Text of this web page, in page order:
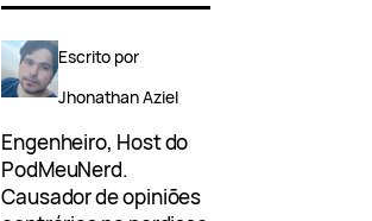
Escrito por
Jhonathan Aziel
Engenheiro, Host do
PodMeuNerd.
Causador de opiniões